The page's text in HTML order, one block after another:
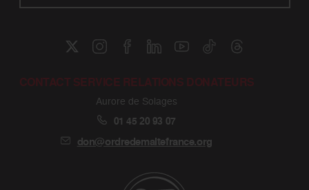
CONTACT SERVICE RELATIONS DONATEURS
Aurore de Solages
01 45 20 93 07
don@ordredemaltefrance.org